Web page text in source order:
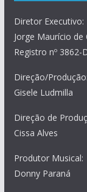
Diretor Executivo:
Jorge Maurício
Registro nº 3862-
Direção/Produção:
Gisele Ludmilla
Direção de
Cissa Alves
Produtor Musical:
Donny Paraná